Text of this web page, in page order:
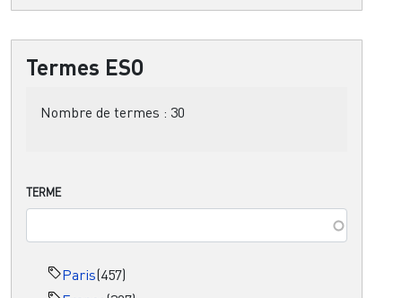
Termes ESO
Nombre de termes : 30
TERME
Paris(457)